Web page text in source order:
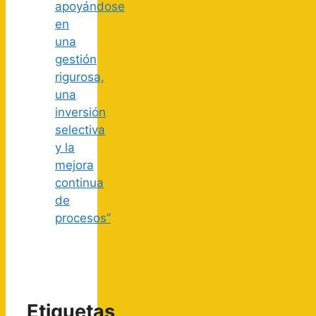
apoyándose
en
una
gestión
rigurosa,
una
inversión
selectiva
y la
mejora
continua
de
procesos”
Etiquetas